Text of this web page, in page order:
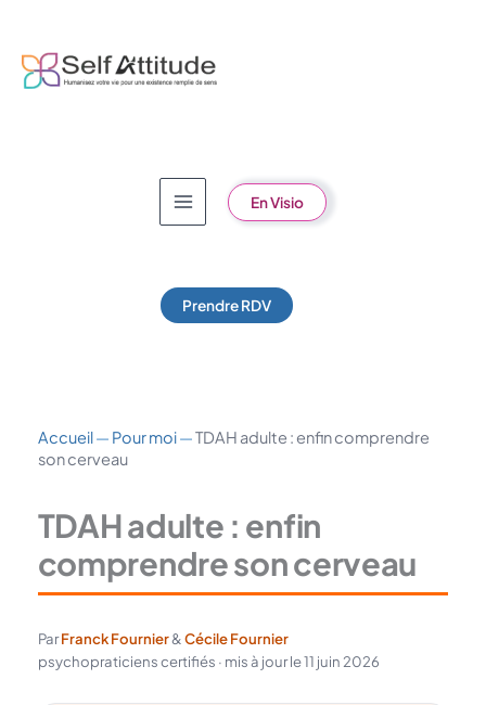
contenu
En Visio
Prendre RDV
Accueil— Pour moi—TDAH adulte : enfin comprendre
son cerveau
TDAH adulte : enfin
comprendre son cerveau
ParFranck Fournier&Cécile Fournier
psychopraticiens certifiés · mis à jour le 11 juin 2026